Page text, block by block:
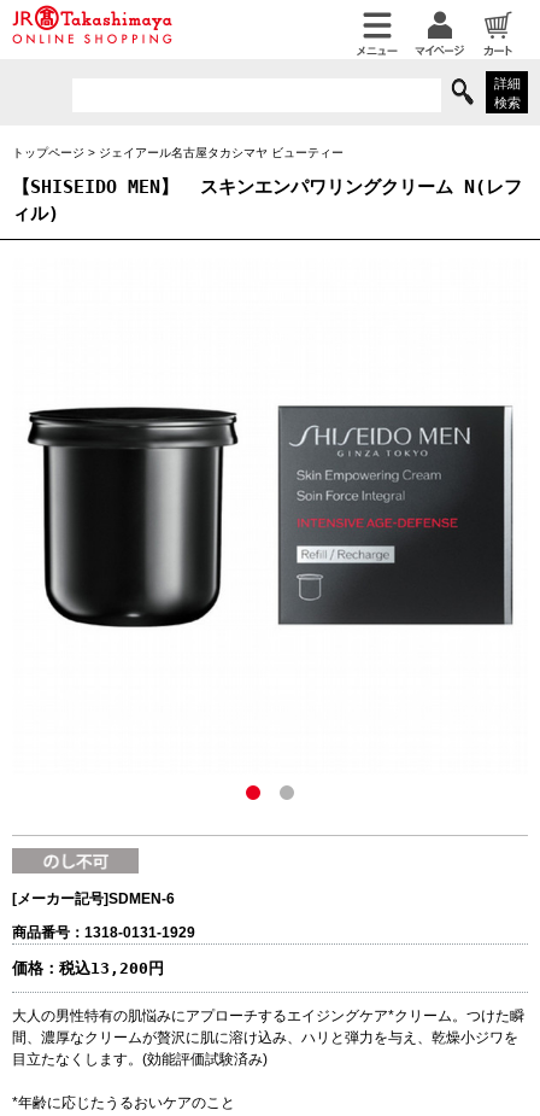
詳細
検索
トップページ > ジェイアール名古屋タカシマヤ ビューティー
【SHISEIDO MEN】 スキンエンパワリングクリーム N(レフ
ィル)
[メーカー記号]SDMEN-6
商品番号：1318-0131-1929
価格： 税込13,200円
大人の男性特有の肌悩みにアプローチするエイジングケア*クリーム。つけた瞬
間、濃厚なクリームが贅沢に肌に溶け込み、ハリと弾力を与え、乾燥小ジワを
目立たなくします。(効能評価試験済み)
*年齢に応じたうるおいケアのこと